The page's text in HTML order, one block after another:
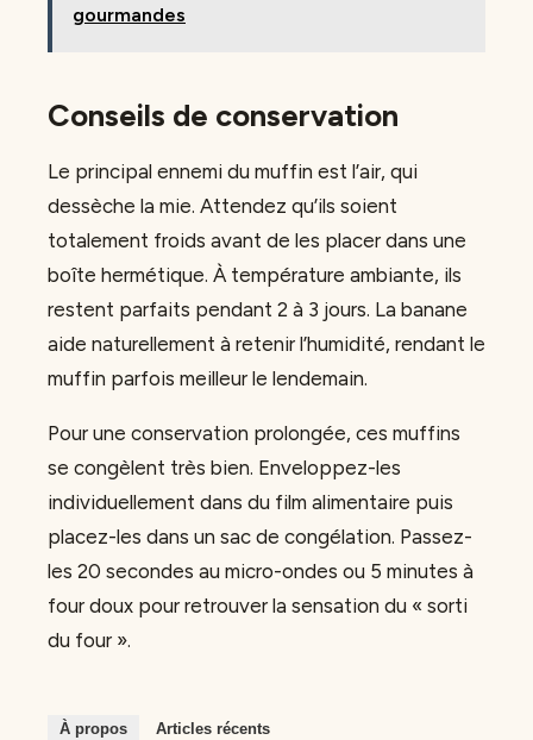
gourmandes
Conseils de conservation
Le principal ennemi du muffin est l’air, qui
dessèche la mie. Attendez qu’ils soient
totalement froids avant de les placer dans une
boîte hermétique. À température ambiante, ils
restent parfaits pendant 2 à 3 jours. La banane
aide naturellement à retenir l’humidité, rendant le
muffin parfois meilleur le lendemain.
Pour une conservation prolongée, ces muffins
se congèlent très bien. Enveloppez-les
individuellement dans du film alimentaire puis
placez-les dans un sac de congélation. Passez-
les 20 secondes au micro-ondes ou 5 minutes à
four doux pour retrouver la sensation du « sorti
du four ».
À propos Articles récents